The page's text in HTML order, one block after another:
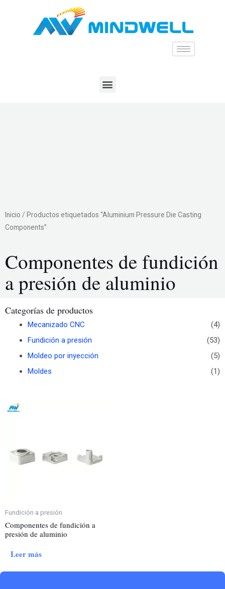
Inicio / Productos etiquetados “Aluminium Pressure Die Casting
Components”
Componentes de fundición
a presión de aluminio
Categorías de productos
Mecanizado CNC
(4)
Fundición a presión
(53)
Moldeo por inyección
(5)
Moldes
(1)
Fundición a presión
Componentes de fundición a
presión de aluminio
Leer más